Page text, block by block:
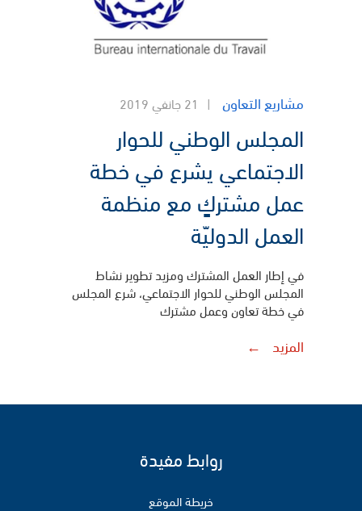
مشاريع التعاون 21 جانفي 2019
المجلس الوطني للحوار
الاجتماعي يشرع في خطة
عمل مشتركٍ مع منظمة
العمل الدوليّة
في إطار العمل المشترك ومزيد تطوير نشاط
المجلس الوطني للحوار الاجتماعي، شرع المجلس
في خطة تعاون وعمل مشترك
المزيد
روابط مفيدة
خريطة الموقع